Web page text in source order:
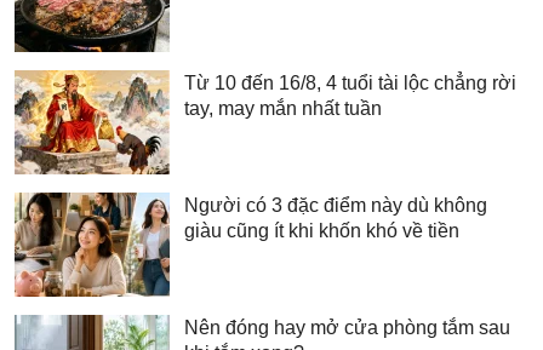
Từ 10 đến 16/8, 4 tuổi tài lộc chẳng rời
tay, may mắn nhất tuần
Người có 3 đặc điểm này dù không
giàu cũng ít khi khốn khó về tiền
Nên đóng hay mở cửa phòng tắm sau